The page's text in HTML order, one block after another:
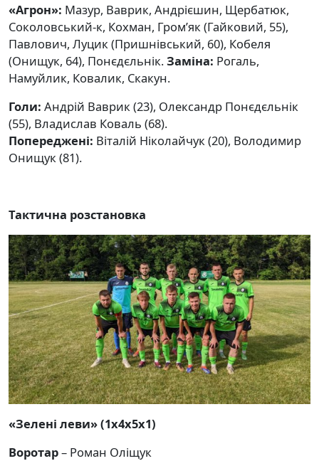
«Агрон»: Мазур, Ваврик, Андрієшин, Щербатюк,
Соколовський-к, Кохман, Гром’як (Гайковий, 55),
Павлович, Луцик (Пришнівський, 60), Кобеля
(Онищук, 64), Понєдєльнік.Заміна: Рогаль,
Намуйлик, Ковалик, Скакун.
Голи: Андрій Ваврик (23), Олександр Понєдєльнік
(55), Владислав Коваль (68).
Попереджені: Віталій Ніколайчук (20), Володимир
Онищук (81).
Тактична розстановка
«Зелені леви» (1х4х5х1)
Воротар– Роман Оліщук